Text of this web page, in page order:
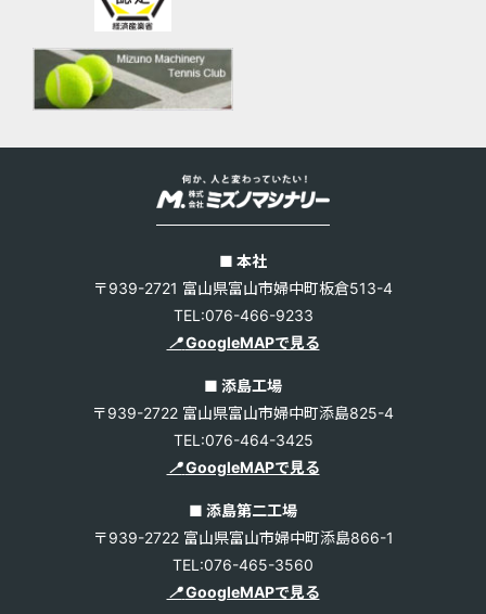
■ 本社
〒939-2721 富山県富山市婦中町板倉513-4
TEL:076-466-9233
📍 GoogleMAPで見る
■ 添島工場
〒939-2722 富山県富山市婦中町添島825-4
TEL:076-464-3425
📍 GoogleMAPで見る
■ 添島第二工場
〒939-2722 富山県富山市婦中町添島866-1
TEL:076-465-3560
📍 GoogleMAPで見る